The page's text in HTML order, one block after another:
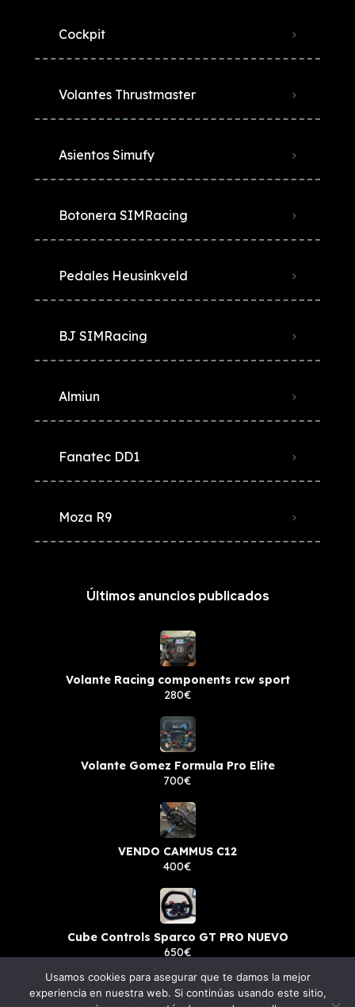
Cockpit
Volantes Thrustmaster
Asientos Simufy
Botonera SIMRacing
Pedales Heusinkveld
BJ SIMRacing
Almiun
Fanatec DD1
Moza R9
Últimos anuncios publicados
Volante Racing components rcw sport
280€
Volante Gomez Formula Pro Elite
700€
VENDO CAMMUS C12
400€
Cube Controls Sparco GT PRO NUEVO
650€
Usamos cookies para asegurar que te damos la mejor
experiencia en nuestra web. Si continúas usando este sitio,